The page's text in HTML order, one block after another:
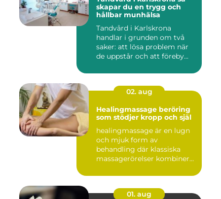
skapar du en trygg och
hållbar munhälsa
Tandvård i Karlskrona
handlar i grunden om två
saker: att lösa problem när
de uppstår och att föreby...
02. aug
Healingmassage beröring
som stödjer kropp och själ
healingmassage är en lugn
och mjuk form av
behandling där klassiska
massagerörelser kombineras
01. aug